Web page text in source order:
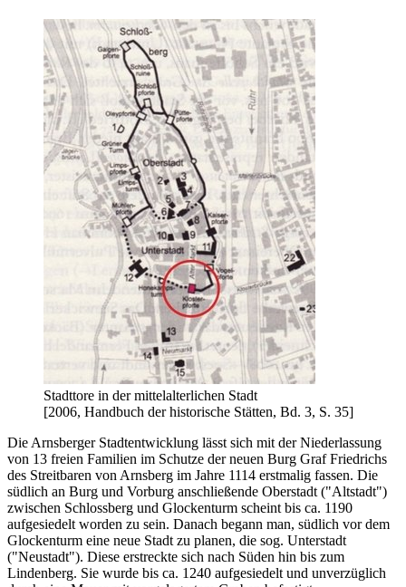
Stadttore in der mittelalterlichen Stadt
[2006, Handbuch der historische Stätten, Bd. 3, S. 35]
Die Arnsberger Stadtentwicklung lässt sich mit der Niederlassung
von 13 freien Familien im Schutze der neuen Burg Graf Friedrichs
des Streitbaren von Arnsberg im Jahre 1114 erstmalig fassen. Die
südlich an Burg und Vorburg anschließende Oberstadt ("Altstadt")
zwischen Schlossberg und Glockenturm scheint bis ca. 1190
aufgesiedelt worden zu sein. Danach begann man, südlich vor dem
Glockenturm eine neue Stadt zu planen, die sog. Unterstadt
("Neustadt"). Diese erstreckte sich nach Süden hin bis zum
Lindenberg. Sie wurde bis ca. 1240 aufgesiedelt und unverzüglich